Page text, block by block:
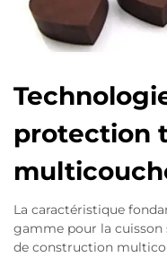
protection
La caractéristique
gamme pour la cuisson
de construction